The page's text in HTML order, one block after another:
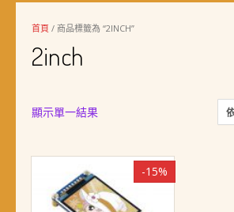
首頁 / 商品標籤為 “2INCH”
2inch
顯示單一結果
-15%